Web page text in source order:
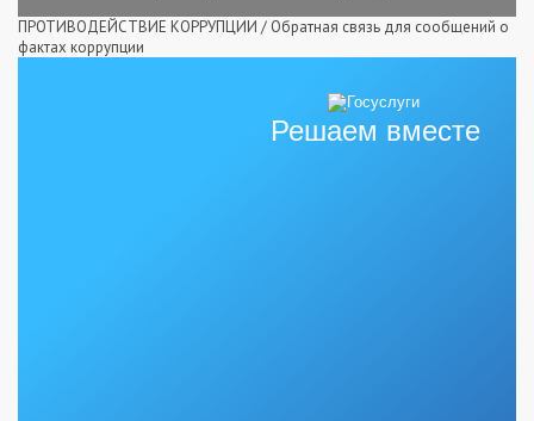
ПРОТИВОДЕЙСТВИЕ КОРРУПЦИИ / Обратная связь для сообщений о
фактах коррупции
Решаем вместе